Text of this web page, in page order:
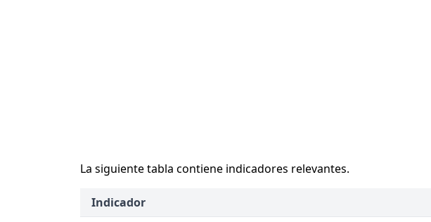
La siguiente tabla contiene indicadores relevantes.
Indicador